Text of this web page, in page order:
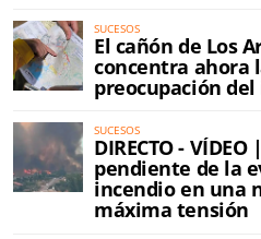
SUCESOS
El cañón de Los
concentra ahora
preocupación
SUCESOS
DIRECTO -
pendiente de la
incendio en una
máxima tensión